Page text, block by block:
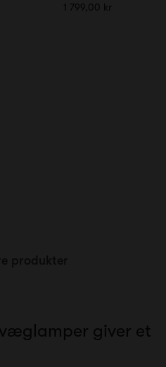
1 799,00 kr
giver et